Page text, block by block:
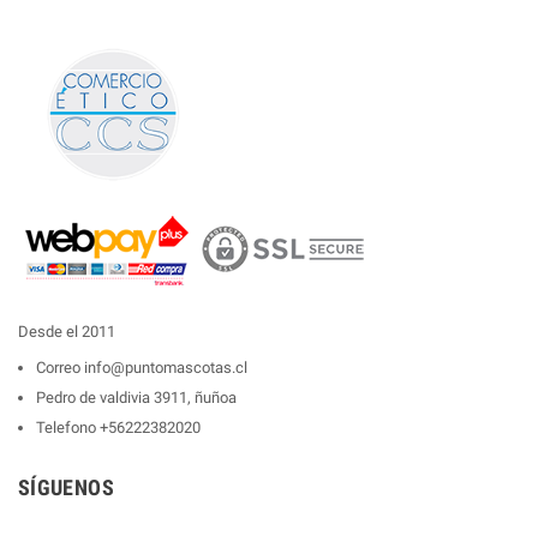
Desde el 2011
Correo info@puntomascotas.cl
Pedro de valdivia 3911, ñuñoa
Telefono +56222382020
SÍGUENOS